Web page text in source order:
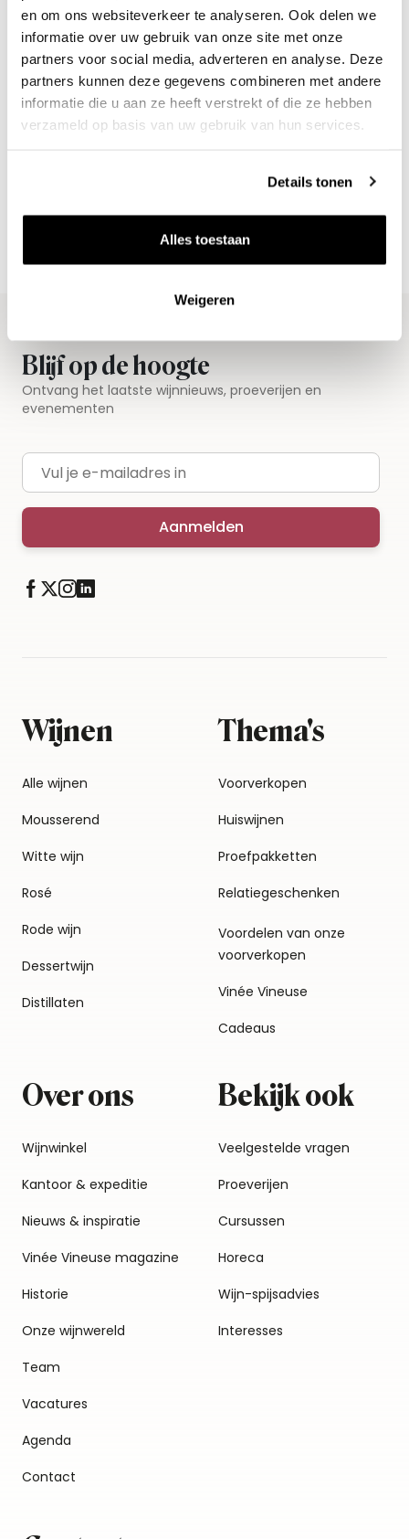
en om ons websiteverkeer te analyseren. Ook delen we
informatie over uw gebruik van onze site met onze
partners voor social media, adverteren en analyse. Deze
partners kunnen deze gegevens combineren met andere
informatie die u aan ze heeft verstrekt of die ze hebben
verzameld op basis van uw gebruik van hun services.
Details tonen
Alles toestaan
Weigeren
Nieuws & inspiratie in Vineé Vineuse
Vandaag voor 12.00 uur besteld, morgen in huis
Gratis thuisbezorgd vanaf €115,00
Iedere wijn per fles te bestellen
Blijf op de hoogte
Ontvang het laatste wijnnieuws, proeverijen en
evenementen
E-mailadres
Aanmelden
Wijnen
Alle wijnen
Mousserend
Witte wijn
Rosé
Rode wijn
Dessertwijn
Distillaten
Thema's
Voorverkopen
Huiswijnen
Proefpakketten
Relatiegeschenken
Voordelen van onze
voorverkopen
Vinée Vineuse
Cadeaus
Over ons
Wijnwinkel
Kantoor & expeditie
Nieuws & inspiratie
Vinée Vineuse magazine
Historie
Onze wijnwereld
Team
Vacatures
Agenda
Contact
Bekijk ook
Veelgestelde vragen
Proeverijen
Cursussen
Horeca
Wijn-spijsadvies
Interesses